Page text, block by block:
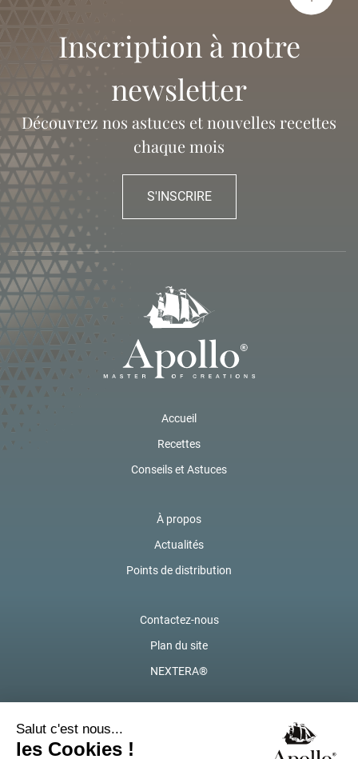
Inscription à notre
newsletter
Découvrez nos astuces et nouvelles recettes
chaque mois
S'INSCRIRE
Accueil
Recettes
Conseils et Astuces
À propos
Actualités
Points de distribution
Contactez-nous
Plan du site
NEXTERA®